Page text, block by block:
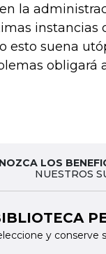
la
instancias
esto suena
obligará
LOS
NUESTROS
y conserve